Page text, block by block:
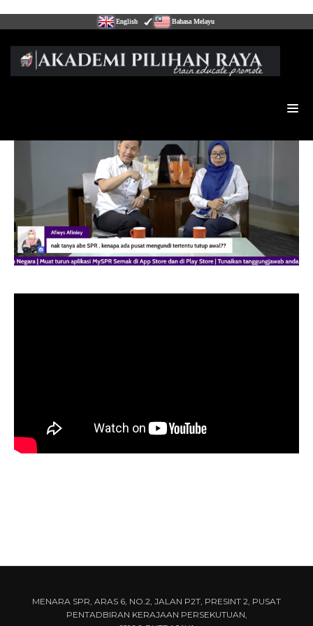
English Bahasa Melayu
MENARA SPR, ARAS 6, NO.2, JALAN P2T, PRESINT 2, PUSAT
PENTADBIRAN KERAJAAN PERSEKUTUAN,